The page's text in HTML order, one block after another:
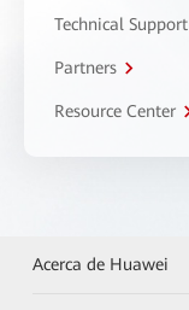
Technical Support
Partners
Resource Center
Acerca de Huawei